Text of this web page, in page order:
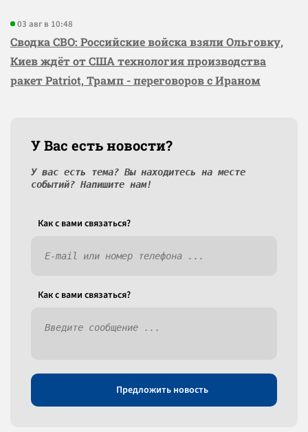
03 авг в 10:48
Сводка СВО: Российские войска взяли Ольговку,
Киев ждёт от США технология производства
ракет Patriot, Трамп - переговоров с Ираном
У Вас есть новости?
У вас есть тема? Вы находитесь на месте
событий? Напишите нам!
Как c вами связаться?
Как c вами связаться?
Предложить новость